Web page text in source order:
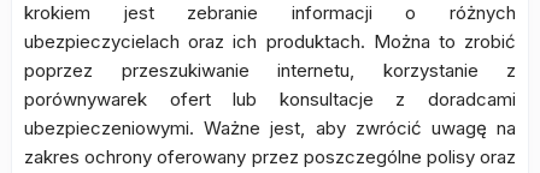
krokiem jest zebranie informacji o różnych
ubezpieczycielach oraz ich produktach. Można to zrobić
poprzez przeszukiwanie internetu, korzystanie z
porównywarek ofert lub konsultacje z doradcami
ubezpieczeniowymi. Ważne jest, aby zwrócić uwagę na
zakres ochrony oferowany przez poszczególne polisy oraz